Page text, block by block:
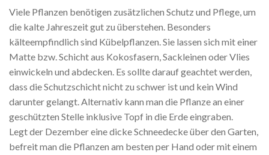
Viele Pflanzen benötigen zusätzlichen Schutz und Pflege, um
die kalte Jahreszeit gut zu überstehen. Besonders
kälteempfindlich sind Kübelpflanzen. Sie lassen sich mit einer
Matte bzw. Schicht aus Kokosfasern, Sackleinen oder Vlies
einwickeln und abdecken. Es sollte darauf geachtet werden,
dass die Schutzschicht nicht zu schwer ist und kein Wind
darunter gelangt. Alternativ kann man die Pflanze an einer
geschützten Stelle inklusive Topf in die Erde eingraben.
Legt der Dezember eine dicke Schneedecke über den Garten,
befreit man die Pflanzen am besten per Hand oder mit einem